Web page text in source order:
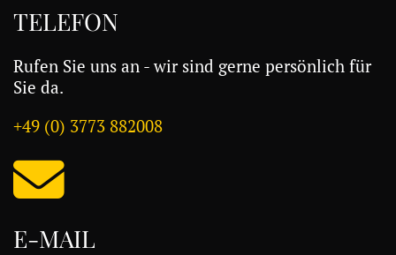
TELEFON
Rufen Sie uns an - wir sind gerne persönlich für
Sie da.
+49 (0) 3773 882008
E-MAIL